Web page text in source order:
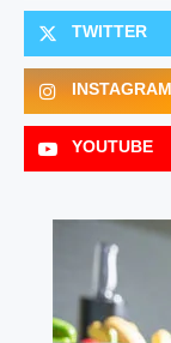
TWITTER
INSTAGRAM
YOUTUBE